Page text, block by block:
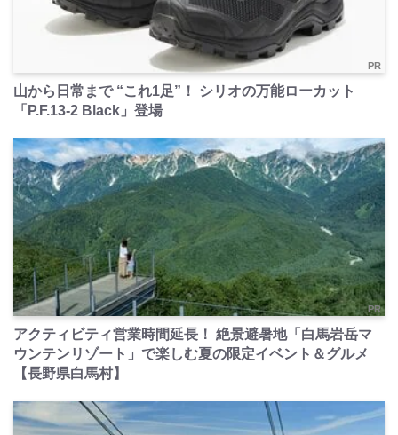
PR
山から日常まで “これ1足”！ シリオの万能ローカット
「P.F.13-2 Black」登場
PR
アクティビティ営業時間延長！ 絶景避暑地「白馬岩岳マ
ウンテンリゾート」で楽しむ夏の限定イベント＆グルメ
【長野県白馬村】